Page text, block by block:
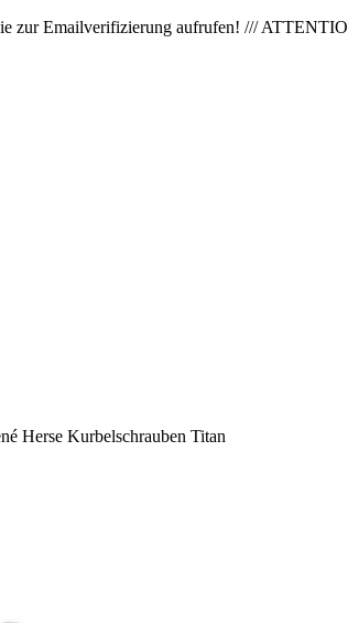
zur Emailverifizierung aufrufen! ///
Herse Kurbelschrauben Titan